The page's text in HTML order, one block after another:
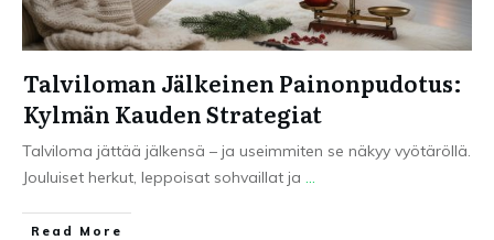
Talviloman Jälkeinen Painonpudotus:
Kylmän Kauden Strategiat
Talviloma jättää jälkensä – ja useimmiten se näkyy vyötäröllä.
Jouluiset herkut, leppoisat sohvaillat ja ...
Read More